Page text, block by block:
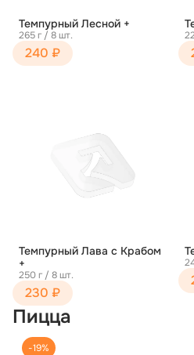
Темпурный Лесной +
265 г / 8 шт.
240 ₽
Темпурный Лава с Крабом
+
250 г / 8 шт.
230 ₽
Пицца
-19%